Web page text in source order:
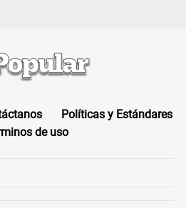
Políticas y Estándares
de uso